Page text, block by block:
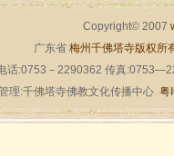
Copyright© 2007
广东省 梅州千佛塔寺版权所
话:0753－2290362 传真
:千佛塔寺佛教文化传播中心 粤